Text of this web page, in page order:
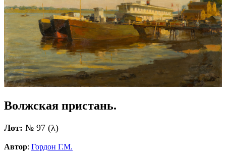
Волжская пристань.
Лот: № 97 (λ)
Автор: Гордон Г.М.